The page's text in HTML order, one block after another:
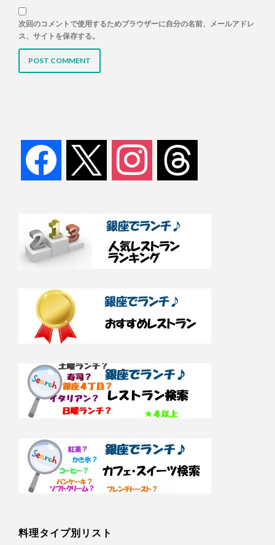
次回のコメントで使用するためブラウザーに自分の名前、メールアドレ
ス、サイトを保存する。
facebook instagram threads
料理タイプ別リスト